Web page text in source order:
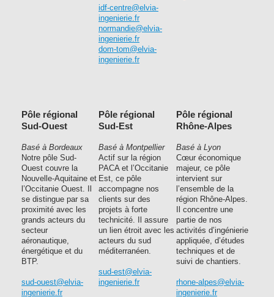
idf-centre@elvia-
ingenierie.fr
normandie@elvia-
ingenierie.fr
dom-tom@elvia-
ingenierie.fr
Pôle régional
Sud-Ouest
Basé à Bordeaux
Notre pôle Sud-
Ouest couvre la
Nouvelle-Aquitaine et
l’Occitanie Ouest. Il
se distingue par sa
proximité avec les
grands acteurs du
secteur
aéronautique,
énergétique et du
BTP.
sud-ouest@elvia-
ingenierie.fr
Pôle régional
Sud-Est
Basé à Montpellier
Actif sur la région
PACA et l’Occitanie
Est, ce pôle
accompagne nos
clients sur des
projets à forte
technicité. Il assure
un lien étroit avec les
acteurs du sud
méditerranéen.
sud-est@elvia-
ingenierie.fr
Pôle régional
Rhône-Alpes
Basé à Lyon
Cœur économique
majeur, ce pôle
intervient sur
l’ensemble de la
région Rhône-Alpes.
Il concentre une
partie de nos
activités d’ingénierie
appliquée, d’études
techniques et de
suivi de chantiers.
rhone-alpes@elvia-
ingenierie.fr